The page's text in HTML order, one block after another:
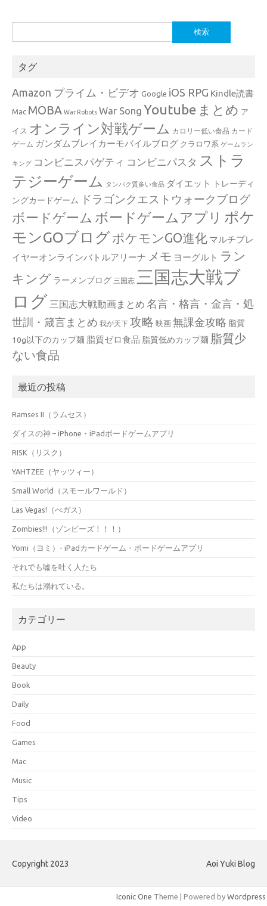
索:
タグ
Amazon プライム・ビデオ Google iOS RPG Kindle読書
Mac MOBA War Robots War Song Youtube まとめ ア
イス オンライン対戦ゲーム カロリー低い食品 カード
ゲーム ガンダムブレイカーモバイルブログ クラロワ系 ゲームラン
キング コンビニスパゲティ コンビニパスタ ストラ
テジーゲーム
タンパク質多い食品 ダイエット
トレーディ
ングカードゲーム
ドラゴンクエストウォークブログ
ボードゲーム ボードゲームアプリ ポケ
モンGOブログポケモンGO進化 マルチプレ
イヤーオンラインバトルアリーナ メモ ヨーグルト ラン
キング ラーメンブログ 三国志 三国志大戦ブ
ログ 三国志大戦動画まとめ 名言・格言・金言・処
世訓・箴言まとめ 我が天下 攻略 映画 無課金攻略 脂質
10g以下のカップ麺 脂質ゼロ食品 脂質低めカップ麺 脂質少
ない食品
最近の投稿
Ramses II（ラムセス）
ダイスの神 – iPhone・iPadボードゲームアプリ
RISK（リスク）
YAHTZEE（ヤッツィー）
Small World（スモールワールド）
Las Vegas!（べガス）
Zombies!!!（ゾンビーズ！！！）
Yomi（ヨミ）- iPadカードゲーム・ボードゲームアプリ
それでも嘘を吐く人たち
私たちは溺れている。
カテゴリー
App
Beauty
Book
Daily
Food
Games
Mac
Music
Tips
Video
Copyright 2023 Aoi Yuki Blog
Iconic One Theme | Powered by Wordpress